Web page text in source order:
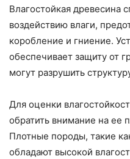
Влагостойкая древесина
воздействию влаги,
коробление и гниение.
обеспечивает защиту от
могут разрушить
Для оценки
обратить внимание на ее
Плотные породы, такие
обладают высокой